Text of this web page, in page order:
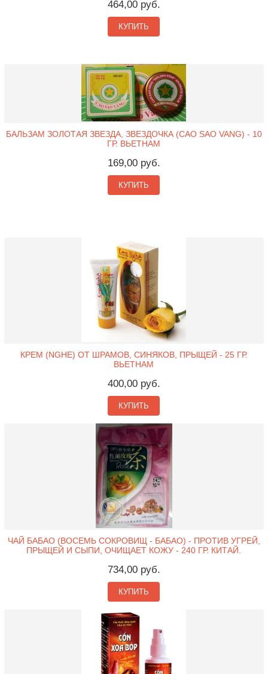
464,00 руб.
КУПИТЬ
БАЛЬЗАМ ЗОЛОТАЯ ЗВЕЗДА, ЗВЕЗДОЧКА (CAO SAO VANG) - 10
ГР. ВЬЕТНАМ
169,00 руб.
КУПИТЬ
КРЕМ (NGHE) ОТ ШРАМОВ, СИНЯКОВ, ПРЫЩЕЙ - 25 ГР.
ВЬЕТНАМ
400,00 руб.
КУПИТЬ
ЧАЙ БАБАО (ВОСЕМЬ СОКРОВИЩ - БАБАО) - ПРОТИВ УГРЕЙ,
ПРЫЩЕЙ И СЫПИ, ОЧИЩАЕТ КОЖУ - 240 ГР. КИТАЙ.
734,00 руб.
КУПИТЬ